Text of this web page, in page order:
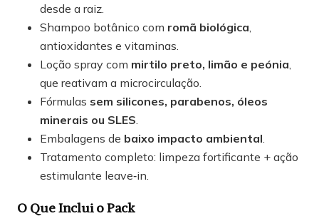
desde a raiz.
Shampoo botânico com romã biológica,
antioxidantes e vitaminas.
Loção spray com mirtilo preto, limão e peónia,
que reativam a microcirculação.
Fórmulas sem silicones, parabenos, óleos
minerais ou SLES.
Embalagens de baixo impacto ambiental.
Tratamento completo: limpeza fortificante + ação
estimulante leave‑in.
O Que Inclui o Pack